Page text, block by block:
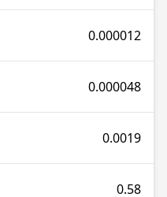
0.000012
0.000048
0.0019
0.58